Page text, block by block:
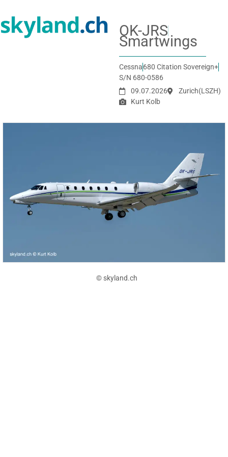
OK-JRS
Smartwings
Cessna680 Citation Sovereign+
S/N 680-0586
09.07.2026
Zurich(LSZH)
Kurt Kolb
© skyland.ch